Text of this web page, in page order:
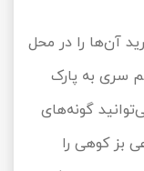
آن‌ها را در محل
سری به پارک
گونه‌های
بز کوهی را